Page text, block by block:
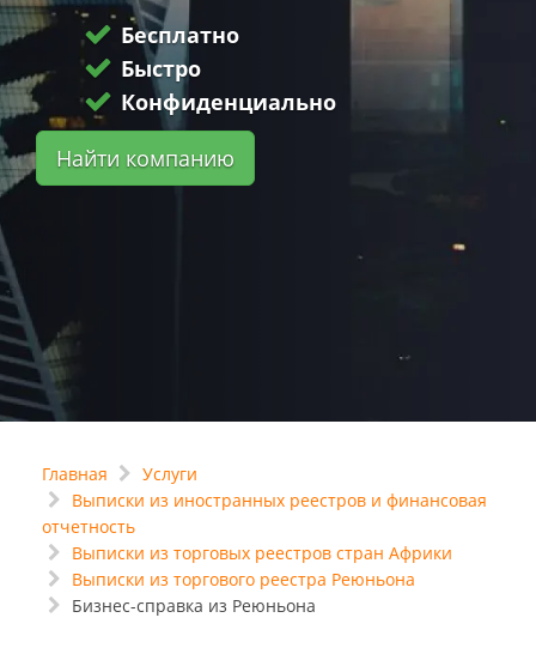
Бесплатно
Быстро
Конфиденциально
Найти компанию
Главная
Услуги
Выписки из иностранных реестров и финансовая
отчетность
Выписки из торговых реестров стран Африки
Выписки из торгового реестра Реюньона
Бизнес-справка из Реюньона